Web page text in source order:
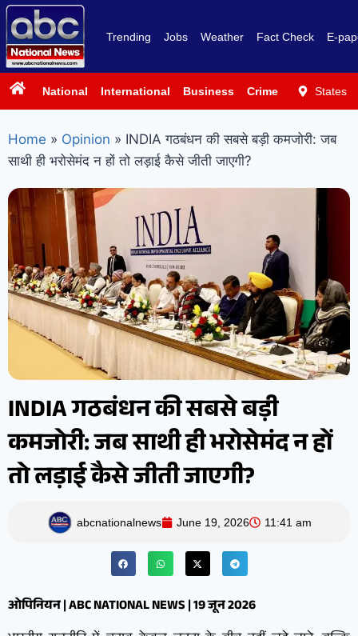
Trending Jobs Weather Fact Check E-
National International Business Crime PoliticsStates
Home » Opinion » INDIA गठबंधन की सबसे बड़ी कमजोरी: जब
साथी ही भरोसेमंद न हों तो लड़ाई कैसे जीती जाएगी?
INDIA गठबंधन की सबसे बड़ी
कमजोरी: जब साथी ही भरोसेमंद न हों
तो लड़ाई कैसे जीती जाएगी?
abcnationalnews June 19, 2026 11:41 am
ओपिनियन | ABC NATIONAL NEWS | 19 जून 2026